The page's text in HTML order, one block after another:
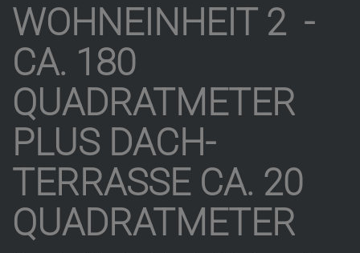
WOHNEINHEIT 2 -
CA. 180
QUADRATMETER
PLUS DACH-
TERRASSE CA. 20
QUADRATMETER